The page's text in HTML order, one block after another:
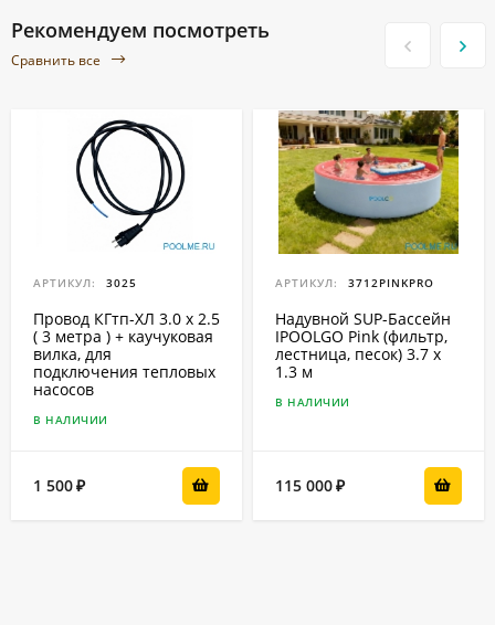
Рекомендуем посмотреть
Сравнить все
АРТИКУЛ: 3025
Провод КГтп-ХЛ 3.0 x 2.5
( 3 метра ) + каучуковая
вилка, для
подключения тепловых
насосов
В НАЛИЧИИ
1 500₽
АРТИКУЛ: 3712PINKPRO
Надувной SUP-Бассейн
IPOOLGO Pink (фильтр,
лестница, песок) 3.7 x
1.3 м
В НАЛИЧИИ
115 000₽